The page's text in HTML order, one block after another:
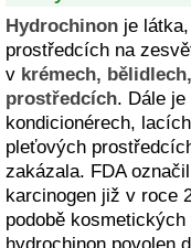
Hydrochinon je
prostředcích na
v krémech,
prostředcích. Dále
kondicionérech,
pleťových
zakázala. FDA
karcinogen již v roce
podobě